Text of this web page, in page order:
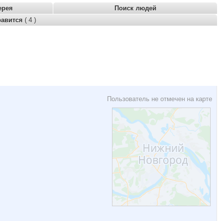
Поиск людей
( 4 )
Пользователь не отмечен на карте